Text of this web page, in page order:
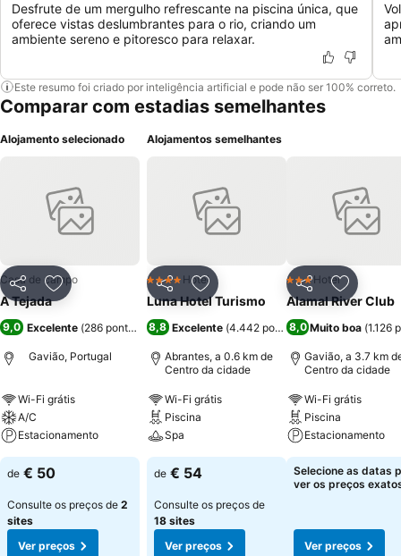
Desfrute de um mergulho refrescante na piscina única, que
oferece vistas deslumbrantes para o rio, criando um
ambiente sereno e pitoresco para relaxar.
Este resumo foi criado por inteligência artificial e pode não ser 100% correto.
Comparar com estadias semelhantes
Alojamento selecionado
PartilharAdicionar aos favoritos
Casa de campo
A Tejada
9,0 Excelente (286 pontuações)
Gavião, Portugal
Wi-Fi grátis
A/C
Estacionamento
de € 50
Consulte os preços de 2
sites
Ver preços
Alojamentos semelhantes
PartilharAdicionar aos favoritos
4 EstrelasHotel
Luna Hotel Turismo
8,8 Excelente (4.442 pontuações)
Abrantes, a 0.6 km de
Centro da cidade
Wi-Fi grátis
Piscina
Spa
de € 54
Consulte os preços de
18 sites
Ver preços
Partilhar
3 Estrelas
Hotel
Alamal River Club
8,0 Muito boa (1.126
Gavião, a 3.7 km
Centro da cidade
Wi-Fi grátis
Piscina
Estacionamento
Selecione as datas
ver os preços
Ver preços